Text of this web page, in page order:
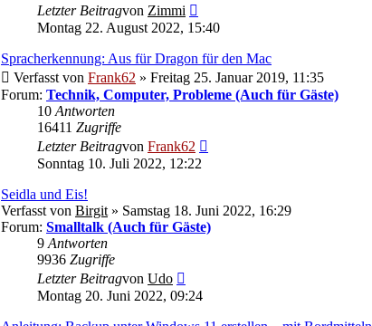
Letzter Beitragvon Zimmi
Beitrag
Montag 22. August 2022, 15:40
Spracherkennung: Aus für Dragon für den Mac
Verfasst von Frank62 » Freitag 25. Januar 2019, 11:35
Forum: Technik, Computer, Probleme (Auch für Gäste)
10 Antworten
16411 Zugriffe
Letzter Beitragvon Frank62
Sonntag 10. Juli 2022, 12:22
Seidla und Eis!
Verfasst von Birgit » Samstag 18. Juni 2022, 16:29
Forum: Smalltalk (Auch für Gäste)
9 Antworten
9936 Zugriffe
Letzter Beitragvon Udo
Beitrag
Montag 20. Juni 2022, 09:24